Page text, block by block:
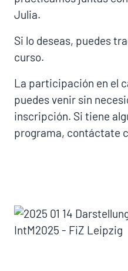
Julia.
Si lo deseas, puedes
curso.
La participación en el
puedes venir sin
inscripción. Si tiene
programa, contáctate